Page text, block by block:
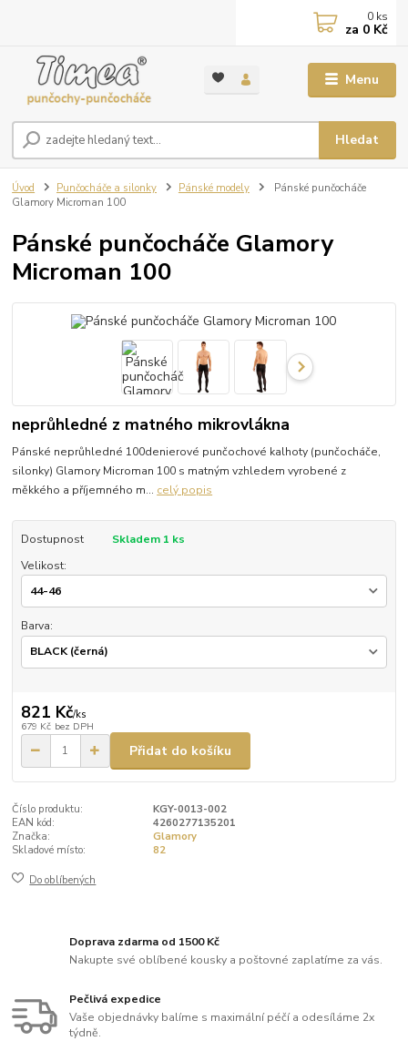
Menu
Hledat
0 ks
za 0 Kč
Úvod Punčocháče a silonky Pánské modely
Pánské punčocháče
Glamory Microman 100
Pánské punčocháče Glamory
Microman 100
neprůhledné z matného mikrovlákna
Pánské neprůhledné 100denierové punčochové kalhoty (punčocháče,
silonky) Glamory Microman 100 s matným vzhledem vyrobené z
měkkého a příjemného m... celý popis
Dostupnost
Skladem 1 ks
Velikost:
Barva:
821 Kč/ks
679 Kč bez DPH
Přidat do košíku
Číslo produktu:
KGY-0013-002
EAN kód:
4260277135201
Značka:
Glamory
Skladové místo:
82
Do oblíbených
Doprava zdarma od 1500 Kč
Nakupte své oblíbené kousky a poštovné zaplatíme za vás.
Pečlivá expedice
Vaše objednávky balíme s maximální péčí a odesíláme 2x
týdně.